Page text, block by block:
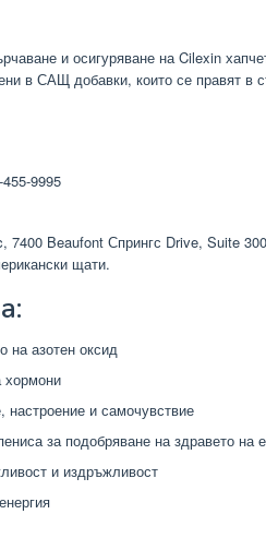
и осигуряване на Cilexin
в САЩ добавки, които се правят в
455-9995
7400 Beaufont Спрингс Drive, Suite
щати.
на азотен оксид
хормони
и самочувствие
за подобряване на здравето на
и издръжливост